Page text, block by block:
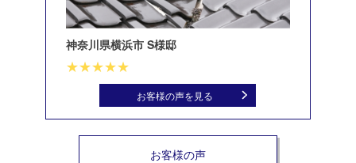
神奈川県横浜市 S様邸
お客様の声を見る
お客様の声